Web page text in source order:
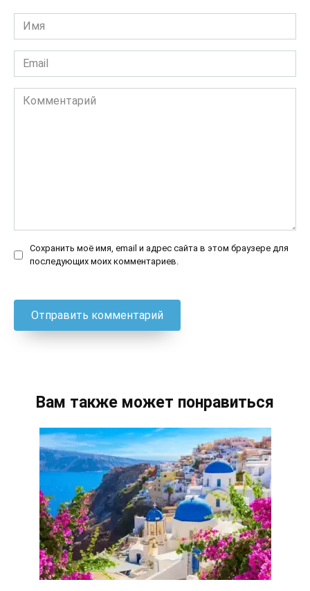
Имя
*
Email
*
Комментарий
Сохранить моё имя, email и адрес сайта в этом браузере для
последующих моих комментариев.
Вам также может понравиться